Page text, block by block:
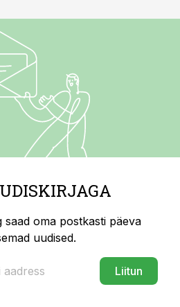
saad oma postkasti päeva
uudised.
Liitun